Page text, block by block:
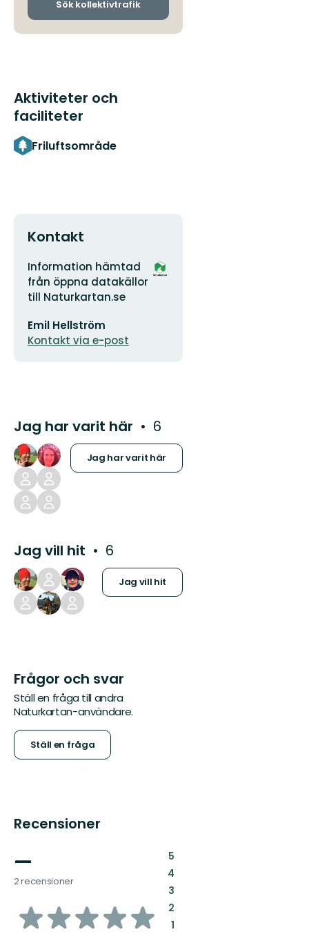
Sök kollektivtrafik
Aktiviteter och
faciliteter
Friluftsområde
Kontakt
Adress
Information hämtad
från öppna datakällor
till Naturkartan.se
postadress
Emil Hellström
Kontakt via e-post
Organisationens
logotyp
Jag har varit här 6
Jag har varit här
Jag vill hit 6
Jag vill hit
Frågor och svar
Ställ en fråga till andra
Naturkartan-användare.
Ställ en fråga
Recensioner
—
2 recensioner
av
5:
4:
3:
2:
1: